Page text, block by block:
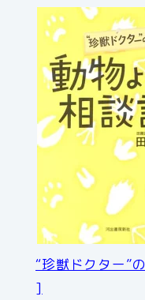
“珍獣ドクター”
]